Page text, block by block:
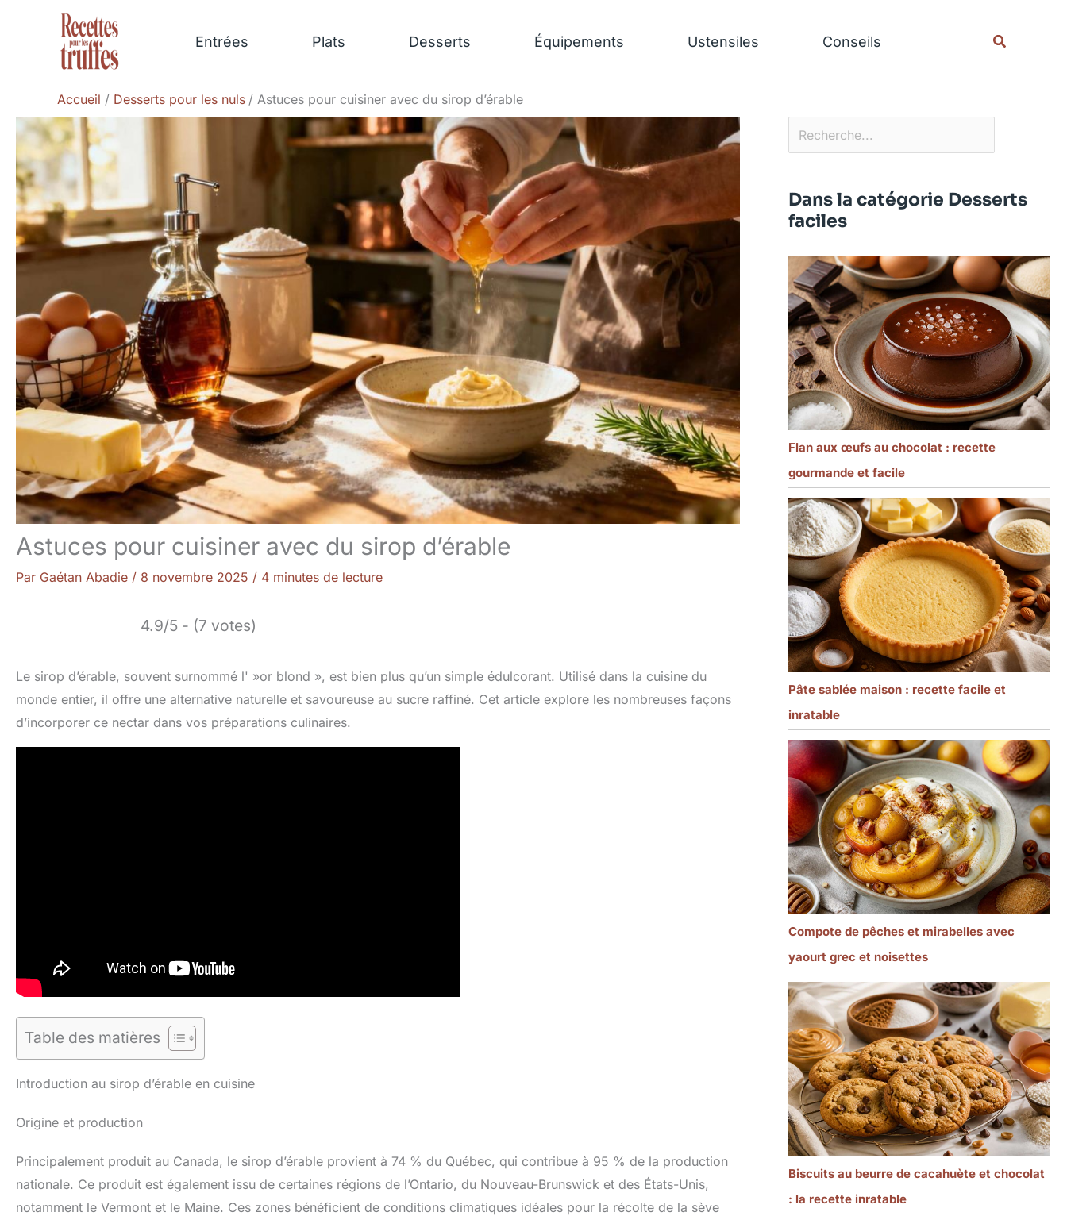
Entrées Plats Desserts Équipements Ustensiles Conseils
Accueil Desserts pour les nuls Astuces pour cuisiner avec du sirop d’érable
Astuces pour cuisiner avec du sirop d’érable
Par Gaétan Abadie / 8 novembre 2025 / 4 minutes de lecture
4.9/5 - (7 votes)
Le sirop d’érable, souvent surnommé l' »or blond », est bien plus qu’un simple édulcorant. Utilisé dans la cuisine du
monde entier, il offre une alternative naturelle et savoureuse au sucre raffiné. Cet article explore les nombreuses façons
d’incorporer ce nectar dans vos préparations culinaires.
Table des matières
Introduction au sirop d’érable en cuisine
Origine et production
Principalement produit au Canada, le sirop d’érable provient à 74 % du Québec, qui contribue à 95 % de la production
nationale. Ce produit est également issu de certaines régions de l’Ontario, du Nouveau-Brunswick et des États-Unis,
notamment le Vermont et le Maine. Ces zones bénéficient de conditions climatiques idéales pour la récolte de la sève
Dans la catégorie Desserts
faciles
Flan aux œufs au chocolat : recette
gourmande et facile
Pâte sablée maison : recette facile et
inratable
Compote de pêches et mirabelles avec
yaourt grec et noisettes
Biscuits au beurre de cacahuète et chocolat
: la recette inratable